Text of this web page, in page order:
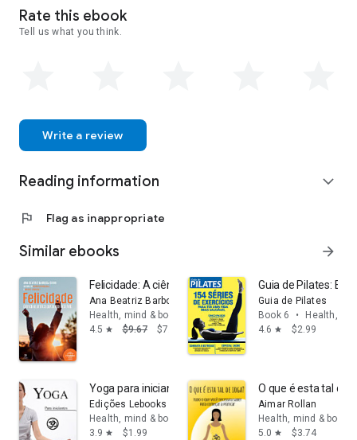
paz que Louris e Anna Pedote criaram os Ciclos de Ética da
Yoga relatados neste livro.
Rate this ebook
Tell us what you think.
Write a review
Reading information expand_more
flag Flag as inappropriate
Similar ebooks arrow_forward
Felicidade: A ciência e a prática para uma vida feliz
Ana Beatriz Barbosa
Health, mind & body
4.5 star $9.67 $7.74
Guia de Pilates:
Guia de Pilates
Book 6
•
Health,
4.6 star $2.99
Yoga para iniciantes
Edições Lebooks
Health, mind & body
3.9 star $1.99
O que é esta tal de
Aimar Rollan
Health, mind & body
5.0 star $3.74